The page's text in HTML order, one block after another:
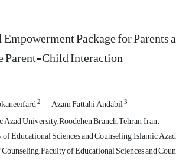
Package for
Parent-Child Interaction
2 Azam Fattahi Andabil3
University, Roodehen Branch, Tehran, Iran.
Educational Sciences and Counseling, Islamic
Faculty of Educational Sciences and